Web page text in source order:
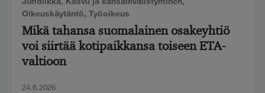
Oikeuskäytäntö, Työoikeus
Mikä tahansa suomalainen osakeyhtiö
voi siirtää kotipaikkansa toiseen ETA-
valtioon
24.6.2026